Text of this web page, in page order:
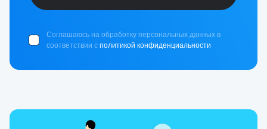
Соглашаюсь на обработку персональных данных в
соответствии с политикой конфиденциальности